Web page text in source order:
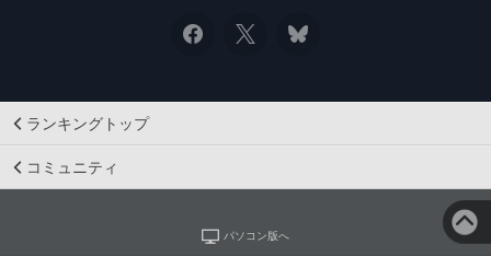
ランキングトップ
コミュニティ
パソコン版へ